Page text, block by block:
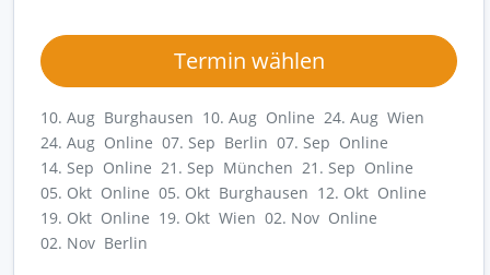
Termin wählen
10. Aug Burghausen 10. Aug Online 24. Aug Wien
24. Aug Online 07. Sep Berlin 07. Sep Online
14. Sep Online 21. Sep München 21. Sep Online
05. Okt Online 05. Okt Burghausen 12. Okt Online
19. Okt Online 19. Okt Wien 02. Nov Online
02. Nov Berlin